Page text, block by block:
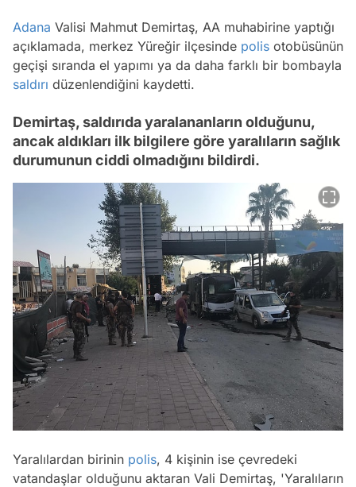
Adana Valisi Mahmut Demirtaş, AA muhabirine yaptığı
açıklamada, merkez Yüreğir ilçesinde polis otobüsünün
geçişi sıranda el yapımı ya da daha farklı bir bombayla
saldırı düzenlendiğini kaydetti.
Demirtaş, saldırıda yaralananların olduğunu,
ancak aldıkları ilk bilgilere göre yaralıların sağlık
durumunun ciddi olmadığını bildirdi.
Yaralılardan birinin polis, 4 kişinin ise çevredeki
vatandaşlar olduğunu aktaran Vali Demirtaş, 'Yaralıların